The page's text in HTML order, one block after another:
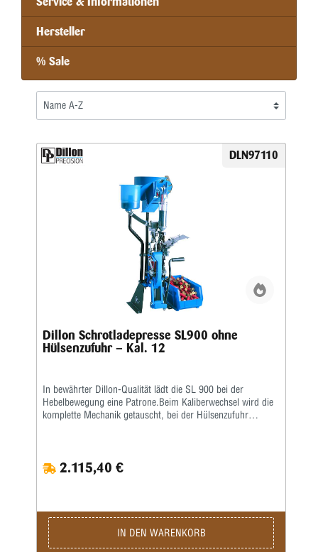
Hersteller
% Sale
DLN97110
Dillon Schrotladepresse SL900 ohne
Hülsenzufuhr – Kal. 12
In bewährter Dillon-Qualität lädt die SL 900 bei der
Hebelbewegung eine Patrone.Beim Kaliberwechsel wird die
komplette Mechanik getauscht, bei der Hülsenzufuhr
2.115,40 €
IN DEN WARENKORB